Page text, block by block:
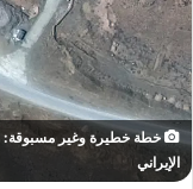
خطة خطيرة وغير مسبوقة:
الإيراني